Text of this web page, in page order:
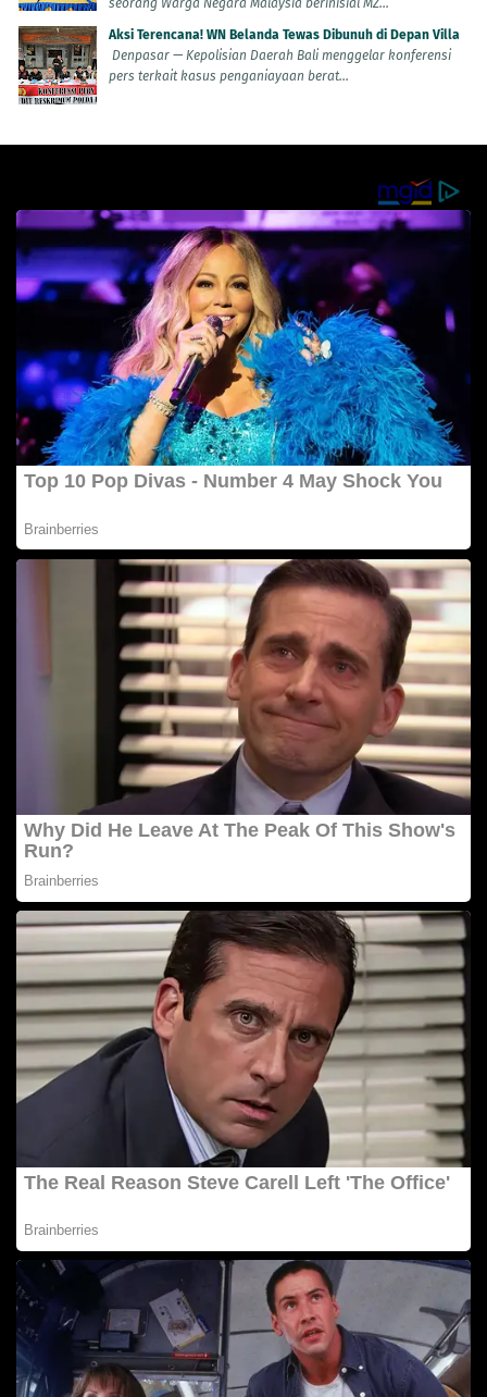
Aksi Terencana! WN Belanda Tewas Dibunuh di Depan Villa
Denpasar — Kepolisian Daerah Bali menggelar konferensi
pers terkait kasus penganiayaan berat...